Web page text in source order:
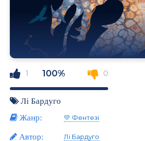
1 100% 0
Лі Бардуго
Жанр:
💛 Фентезі
Автор:
Лі Бардуго